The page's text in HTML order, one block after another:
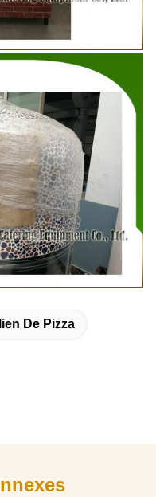
De Pizza